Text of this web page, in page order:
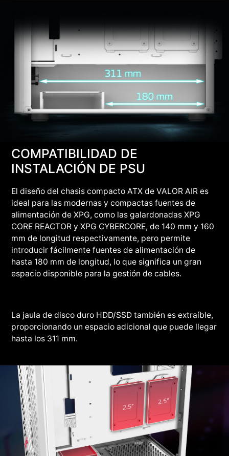
COMPATIBILIDAD DE
INSTALACIÓN DE PSU
El diseño del chasis compacto ATX de VALOR AIR es
ideal para las modernas y compactas fuentes de
alimentación de XPG, como las galardonadas XPG
CORE REACTOR y XPG CYBERCORE, de 140 mm y 160
mm de longitud respectivamente, pero permite
introducir fácilmente fuentes de alimentación de
hasta 180 mm de longitud, lo que significa un gran
espacio disponible para la gestión de cables.
La jaula de disco duro HDD/SSD también es extraíble,
proporcionando un espacio adicional que puede llegar
hasta los 311 mm.